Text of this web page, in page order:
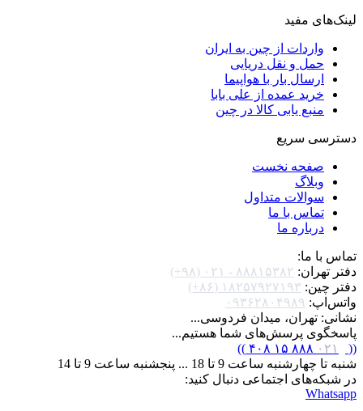
لینک‌های مفید
واردات از چین به ایران
حمل و نقل دریایی
ارسال بار با هواپیما
خرید عمده از علی بابا
منبع یابی کالا در چین
دسترسی سریع
صفحه نخست
وبلاگ
سوالات متداول
تماس با ما
درباره ما
تماس با ما:
دفتر تهران: ۸۸۸۱۵۳۸۲ - ۰۲۱ (۹۸+)
دفتر چین: ۱۸۲۵۷۹۲۷۱۹۳ (۸۶+)
واتس‌اپ: ۰۹۳۶۲۸۰۴۹۸۹
نشانی: تهران، میدان فردوسی...
پاسخگوی پرسش‌های شما هستیم...
(
( ۰۲۱ )
)
شنبه تا چهارشنبه ساعت 9 تا 18 ... پنجشنبه ساعت 9 تا 14
در شبکه‌های اجتماعی دنبال کنید:
Whatsapp